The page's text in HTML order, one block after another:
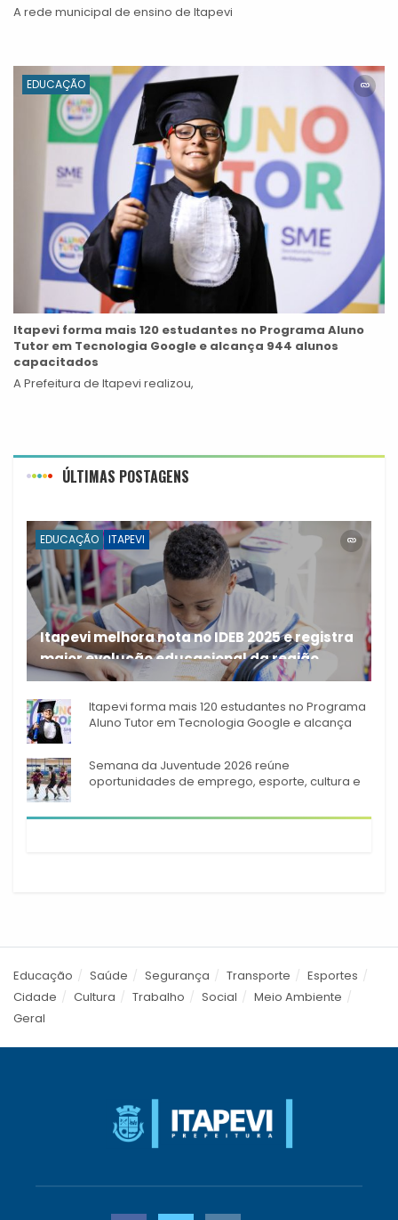
A rede municipal de ensino de Itapevi
EDUCAÇÃO
Itapevi forma mais 120 estudantes no Programa Aluno
Tutor em Tecnologia Google e alcança 944 alunos
capacitados
A Prefeitura de Itapevi realizou,
ÚLTIMAS POSTAGENS
EDUCAÇÃO ITAPEVI
Itapevi melhora nota no IDEB 2025 e registra
maior evolução educacional da região
A rede municipal de ensino
Itapevi forma mais 120 estudantes no Programa
Aluno Tutor em Tecnologia Google e alcança
Semana da Juventude 2026 reúne
oportunidades de emprego, esporte, cultura e
Educação Saúde Segurança Transporte
Esportes
Cidade
Cultura Trabalho Social
Meio Ambiente
Geral